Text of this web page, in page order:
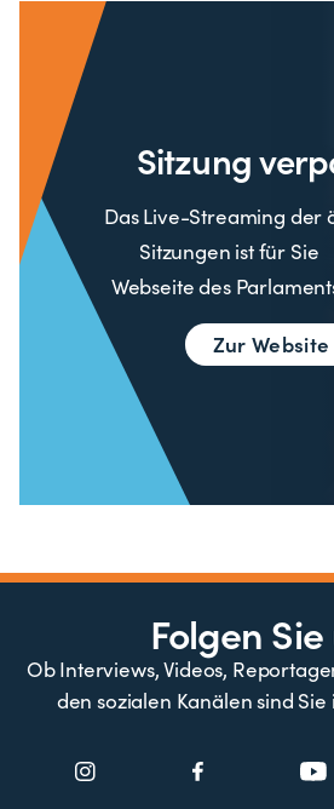
Sitzung
Das Live-Streaming der
Sitzungen ist für
Webseite des
Zur Website
Folgen
Ob Interviews, Videos,
den sozialen Kanälen sind